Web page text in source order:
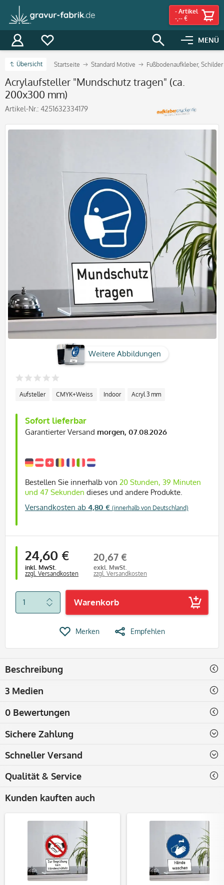
MENÜ
- Artikel
-,-- €
Übersicht Startseite Standard Motive Fußbodenaufkleber,
Acrylaufsteller "Mundschutz tragen" (ca.
200x300 mm)
Artikel-Nr.: 4251632334179
Weitere Abbildungen
Aufsteller CMYK+Weiss Indoor Acryl 3 mm
Sofort lieferbar
Garantierter Versand morgen, 07.08.2026
Bestellen Sie innerhalb von 20 Stunden, 39 Minuten
und 47 Sekunden dieses und andere Produkte.
Versandkosten ab 4,80 € (innerhalb von Deutschland)
24,60 €
inkl. MwSt.
zzgl. Versandkosten
20,67 €
exkl. MwSt.
zzgl. Versandkosten
Warenkorb
Merken Empfehlen
Beschreibung
3 Medien
0 Bewertungen
Sichere Zahlung
Schneller Versand
Qualität & Service
Kunden kauften auch